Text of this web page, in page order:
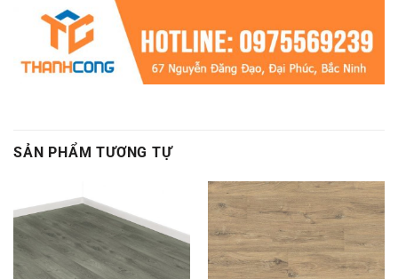
SẢN PHẨM TƯƠNG TỰ